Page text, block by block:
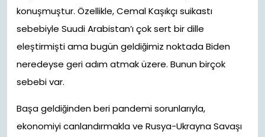
konuşmuştur. Özellikle, Cemal Kaşıkçı suikastı
sebebiyle Suudi Arabistan’ı çok sert bir dille
eleştirmişti ama bugün geldiğimiz noktada Biden
neredeyse geri adım atmak üzere. Bunun birçok
sebebi var.
Başa geldiğinden beri pandemi sorunlarıyla,
ekonomiyi canlandırmakla ve Rusya-Ukrayna Savaşı